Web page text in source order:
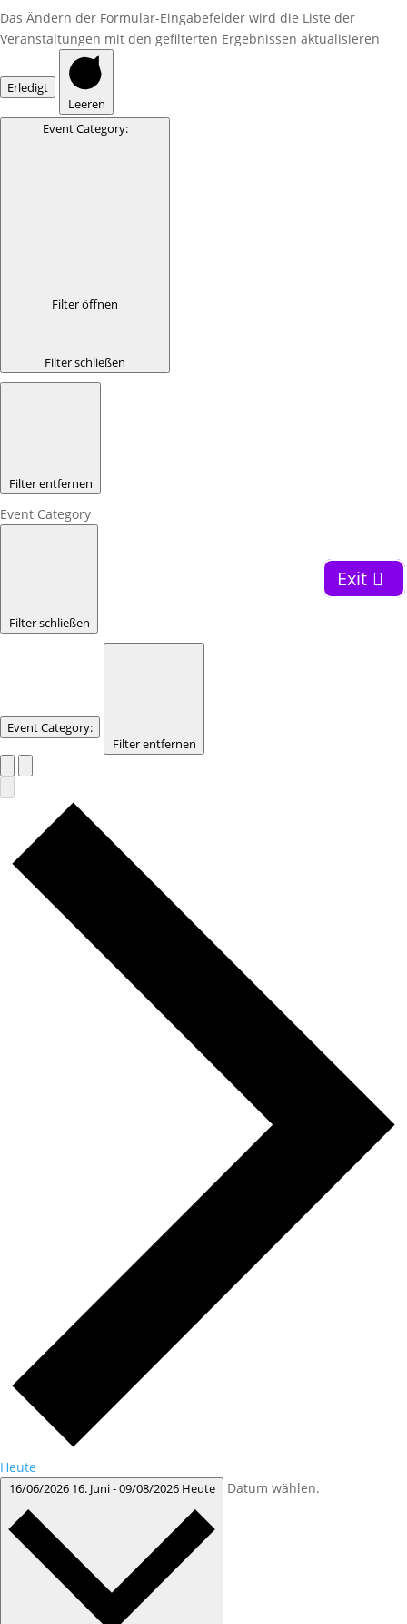
Das Ändern der Formular-Eingabefelder wird die Liste der
Veranstaltungen mit den gefilterten Ergebnissen aktualisieren
Erledigt
Leeren
Event Category:
Filter öffnen
Filter schließen
Filter entfernen
Event Category
Filter schließen
Event Category:
Filter entfernen
Heute
16/06/2026 16. Juni-09/08/2026 Heute Datum wählen.
Exit